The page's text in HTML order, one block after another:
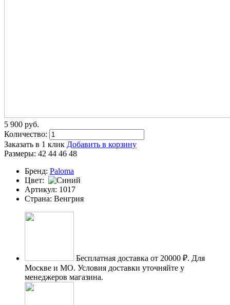
5 900 pуб.
Количество:
Заказать в 1 клик Добавить в корзину
Размеры: 42 44 46 48
Бренд: Paloma
Цвет:
Артикул: 1017
Страна: Венгрия
Бесплатная доставка от 20000 ₽. Для
Москве и МО. Условия доставки уточняйте у
менеджеров магазина.